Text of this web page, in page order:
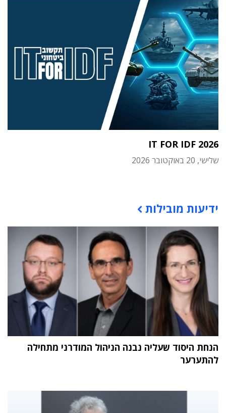
IT FOR IDF 2026
שלישי, 20 באוקטובר 2026
ידיעות מובילות
הנחת היסוד שעליה נבנה הניהול המודרני מתחילה
להתערער